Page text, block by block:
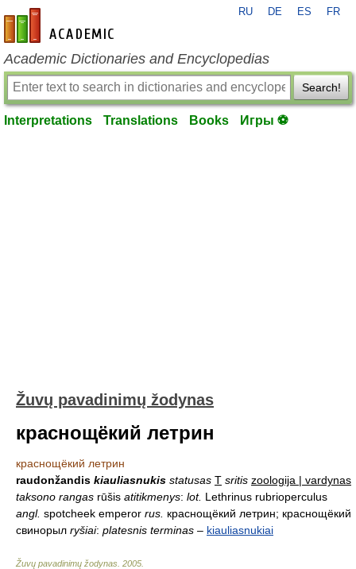
en-academic.com
RU DE ES FR
Academic Dictionaries and Encyclopedias
Search!
Interpretations Translations Books Игры ⚽
Žuvų pavadinimų žodynas
краснощёкий летрин
краснощёкий летрин
raudonžandis kiauliasnukis statusas T sritis zoologija | vardynas
taksono rangas rūšis atitikmenys: lot. Lethrinus rubrioperculus
angl. spotcheek emperor rus. краснощёкий летрин; краснощёкий
свинорыл ryšiai: platesnis terminas – kiauliasnukiai
Žuvų pavadinimų žodynas 2005